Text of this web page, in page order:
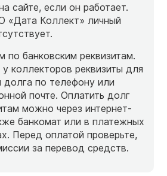
сайте, если он работает.
Коллект» личный
по банковским реквизитам.
у коллекторов реквизиты для
долга по телефону или
почте. Оплатить долг
можно через интернет-
банкомат или в платежных
Перед оплатой проверьте,
за перевод средств.